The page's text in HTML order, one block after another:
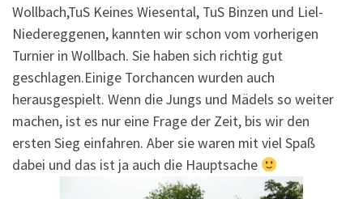
Wollbach,TuS Keines Wiesental, TuS Binzen und Liel-
Niedereggenen, kannten wir schon vom vorherigen
Turnier in Wollbach. Sie haben sich richtig gut
geschlagen.Einige Torchancen wurden auch
herausgespielt. Wenn die Jungs und Mädels so weiter
machen, ist es nur eine Frage der Zeit, bis wir den
ersten Sieg einfahren. Aber sie waren mit viel Spaß
dabei und das ist ja auch die Hauptsache